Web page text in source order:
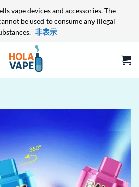
vape devices and accessories. The
be used to consume any illegal
非表示